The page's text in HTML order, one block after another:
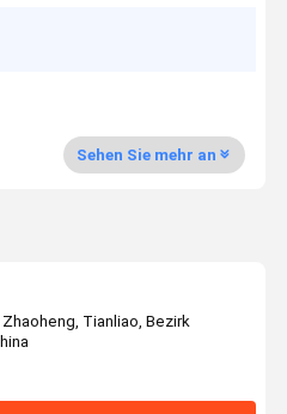
Sehen Sie mehr an
Tianliao, Bezirk